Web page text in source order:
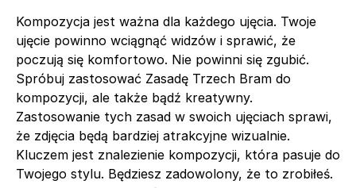
Kompozycja jest ważna dla każdego ujęcia. Twoje
ujęcie powinno wciągnąć widzów i sprawić, że
poczują się komfortowo. Nie powinni się zgubić.
Spróbuj zastosować Zasadę Trzech Bram do
kompozycji, ale także bądź kreatywny.
Zastosowanie tych zasad w swoich ujęciach sprawi,
że zdjęcia będą bardziej atrakcyjne wizualnie.
Kluczem jest znalezienie kompozycji, która pasuje do
Twojego stylu. Będziesz zadowolony, że to zrobiłeś.